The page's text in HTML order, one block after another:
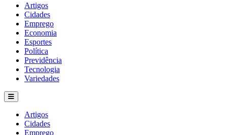
Artigos
Cidades
Emprego
Economia
Esportes
Política
Previdência
Tecnologia
Variedades
Artigos
Cidades
Emprego